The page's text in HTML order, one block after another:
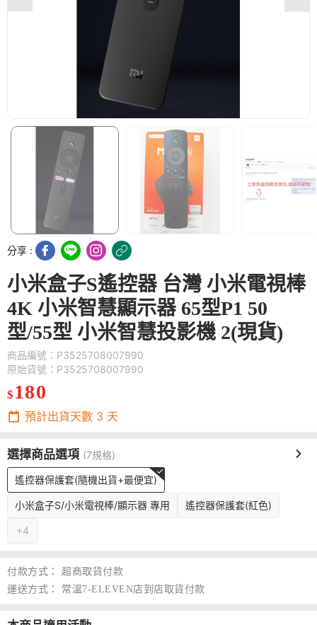
分享 :
小米盒子S遙控器 台灣 小米電視棒
4K 小米智慧顯示器 65型P1 50
型/55型 小米智慧投影機 2(現貨)
商品編號：P3525708007990
原始貨號：P3525708007990
$ 180
預計出貨天數 3 天
選擇商品選項 (7規格)
遙控器保護套(隨機出貨+最便宜)
小米盒子S/小米電視棒/顯示器 專用 遙控器保護套(紅色)
+4
付款方式：
超商取貨付款
運送方式：
常溫7-ELEVEN店到店取貨付款